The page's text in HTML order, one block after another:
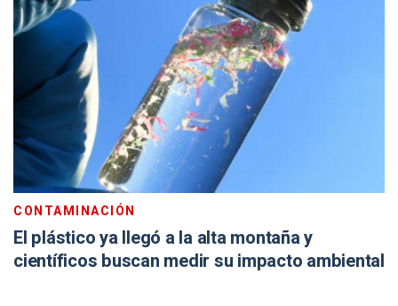
CONTAMINACIÓN
El plástico ya llegó a la alta montaña y
científicos buscan medir su impacto ambiental